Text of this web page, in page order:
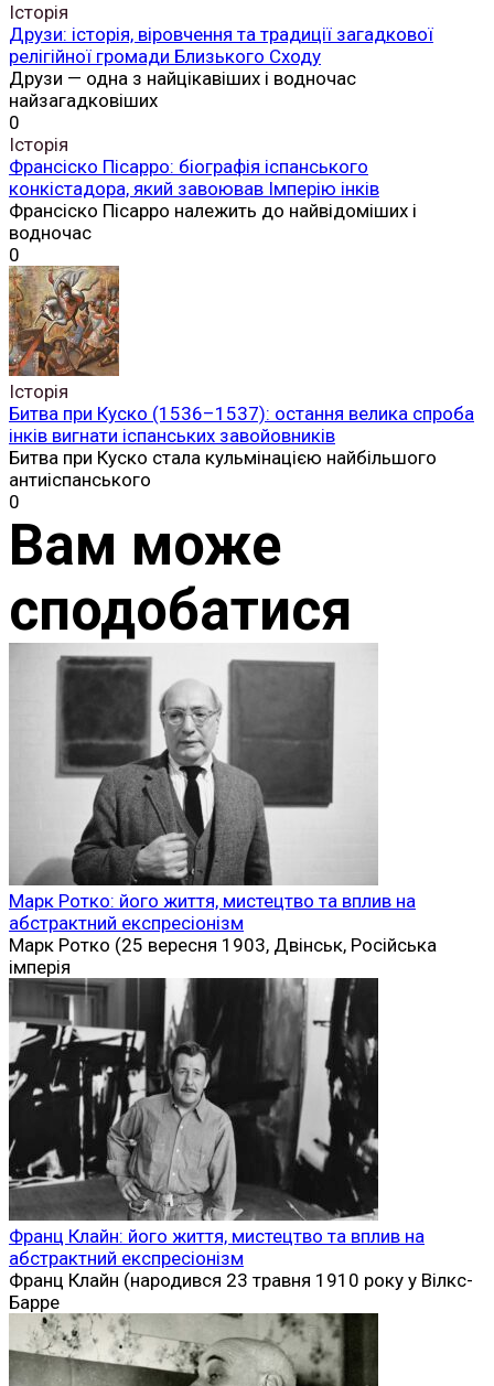
Історія
Друзи: історія, віровчення та традиції загадкової
релігійної громади Близького Сходу
Друзи — одна з найцікавіших і водночас
найзагадковіших
0
Історія
Франсіско Пісарро: біографія іспанського
конкістадора, який завоював Імперію інків
Франсіско Пісарро належить до найвідоміших і
водночас
0
Історія
Битва при Куско (1536–1537): остання велика спроба
інків вигнати іспанських завойовників
Битва при Куско стала кульмінацією найбільшого
антиіспанського
0
Вам може
сподобатися
Марк Ротко: його життя, мистецтво та вплив на
абстрактний експресіонізм
Марк Ротко (25 вересня 1903, Двінськ, Російська
імперія
Франц Клайн: його життя, мистецтво та вплив на
абстрактний експресіонізм
Франц Клайн (народився 23 травня 1910 року у Вілкс-
Барре